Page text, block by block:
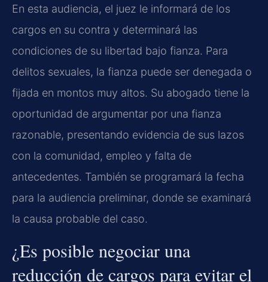
En esta audiencia, el juez le informará de los
cargos en su contra y determinará las
condiciones de su libertad bajo fianza. Para
delitos sexuales, la fianza puede ser denegada o
fijada en montos muy altos. Su abogado tiene la
oportunidad de argumentar por una fianza
razonable, presentando evidencia de sus lazos
con la comunidad, empleo y falta de
antecedentes. También se programará la fecha
para la audiencia preliminar, donde se examinará
la causa probable del caso.
¿Es posible negociar una
reducción de cargos para evitar el